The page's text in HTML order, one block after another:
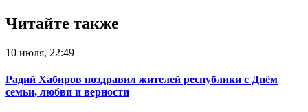
Читайте также
10 июля, 22:49
Радий Хабиров поздравил жителей республики с Днём
семьи, любви и верности